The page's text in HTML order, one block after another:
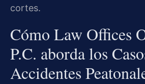
cortes.
Cómo Law Offices
P.C. aborda los
Accidentes